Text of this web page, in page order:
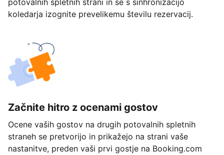
potovalnih spletnih strani in se s sinhronizacijo
koledarja izognite prevelikemu številu rezervacij.
Začnite hitro z ocenami gostov
Ocene vaših gostov na drugih potovalnih spletnih
straneh se pretvorijo in prikažejo na strani vaše
nastanitve, preden vaši prvi gostje na Booking.com